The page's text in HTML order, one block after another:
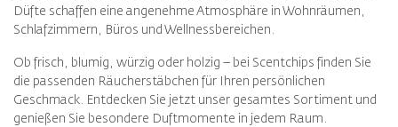
Düfte schaffen eine angenehme Atmosphäre in Wohnräumen,
Schlafzimmern, Büros und Wellnessbereichen.
Ob frisch, blumig, würzig oder holzig – bei Scentchips finden Sie
die passenden Räucherstäbchen für Ihren persönlichen
Geschmack. Entdecken Sie jetzt unser gesamtes Sortiment und
genießen Sie besondere Duftmomente in jedem Raum.